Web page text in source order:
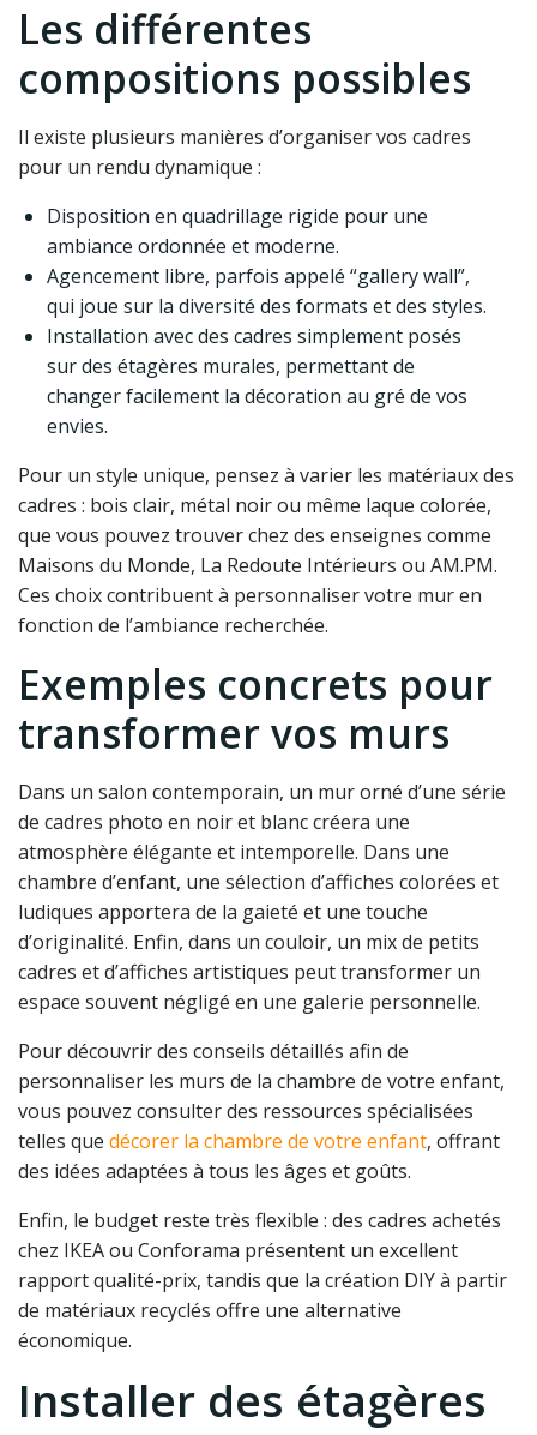
Les différentes
compositions possibles
Il existe plusieurs manières d’organiser vos cadres
pour un rendu dynamique :
Disposition en quadrillage rigide pour une
ambiance ordonnée et moderne.
Agencement libre, parfois appelé “gallery wall”,
qui joue sur la diversité des formats et des styles.
Installation avec des cadres simplement posés
sur des étagères murales, permettant de
changer facilement la décoration au gré de vos
envies.
Pour un style unique, pensez à varier les matériaux des
cadres : bois clair, métal noir ou même laque colorée,
que vous pouvez trouver chez des enseignes comme
Maisons du Monde, La Redoute Intérieurs ou AM.PM.
Ces choix contribuent à personnaliser votre mur en
fonction de l’ambiance recherchée.
Exemples concrets pour
transformer vos murs
Dans un salon contemporain, un mur orné d’une série
de cadres photo en noir et blanc créera une
atmosphère élégante et intemporelle. Dans une
chambre d’enfant, une sélection d’affiches colorées et
ludiques apportera de la gaieté et une touche
d’originalité. Enfin, dans un couloir, un mix de petits
cadres et d’affiches artistiques peut transformer un
espace souvent négligé en une galerie personnelle.
Pour découvrir des conseils détaillés afin de
personnaliser les murs de la chambre de votre enfant,
vous pouvez consulter des ressources spécialisées
telles que décorer la chambre de votre enfant, offrant
des idées adaptées à tous les âges et goûts.
Enfin, le budget reste très flexible : des cadres achetés
chez IKEA ou Conforama présentent un excellent
rapport qualité-prix, tandis que la création DIY à partir
de matériaux recyclés offre une alternative
économique.
Installer des étagères